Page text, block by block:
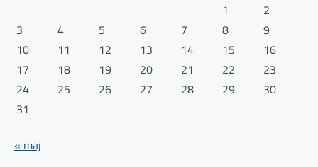
1
2
3
4 5 6 7 8
9
10
11 12 13 14 15
16
17
18 19 20 21 22
23
24
25 26 27 28 29
30
31
« maj